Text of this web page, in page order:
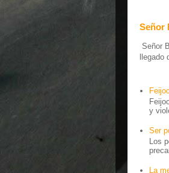
Señor
Señor
y
Ser
Los
La